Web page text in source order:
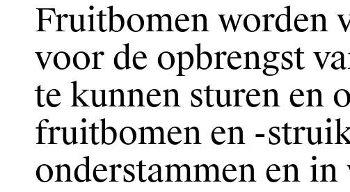
Fruitbomen worden
voor de opbrengst
te kunnen sturen en
fruitbomen en -
onderstammen en